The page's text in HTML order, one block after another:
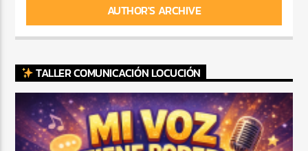
AUTHOR'S ARCHIVE
TALLER COMUNICACIÓN LOCUCIÓN